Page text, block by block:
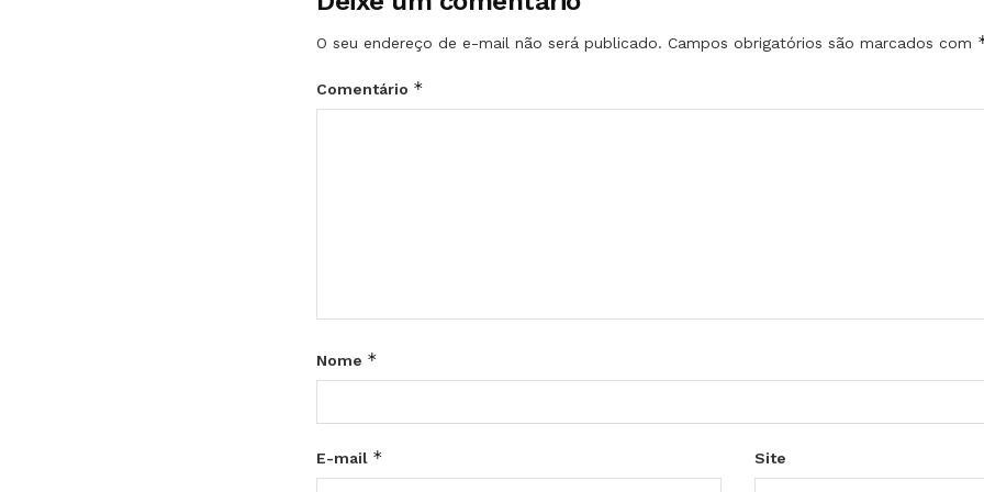
O seu endereço de e-mail não será publicado. Campos obrigatórios são marcados com
Comentário *
Nome *
E-mail * Site